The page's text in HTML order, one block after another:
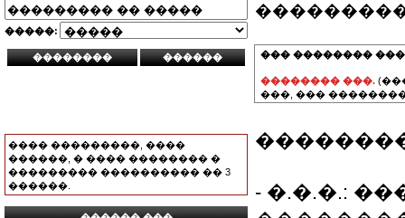
�����:
���� ���������, ����
������, � ���� �������� �
��������� ���������� �� 3
������.
��� ��������
�������� ���.
���, ���
- �.�.�.: